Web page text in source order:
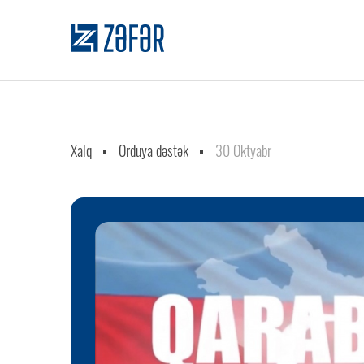
Xalq Orduya dəstək 30 Oktyabr